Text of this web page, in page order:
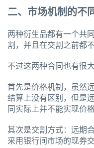
二、市场机制的不
两种衍生品都有一个共
割，并且在交割之前都不
不过这两种合同也有很大
首先是价格机制，虽然
结算上没有区别，但是
同实际上并不能实现价
其次是交割方式：远期
采用银行间市场的现券交